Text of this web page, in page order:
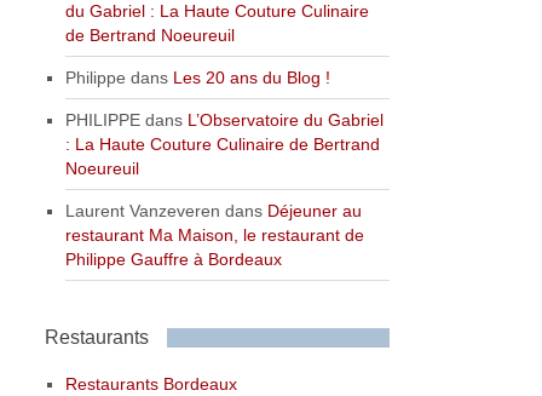
du Gabriel : La Haute Couture Culinaire
de Bertrand Noeureuil
Philippe dans Les 20 ans du Blog !
PHILIPPE dans L’Observatoire du Gabriel
: La Haute Couture Culinaire de Bertrand
Noeureuil
Laurent Vanzeveren dans Déjeuner au
restaurant Ma Maison, le restaurant de
Philippe Gauffre à Bordeaux
Restaurants
Restaurants Bordeaux